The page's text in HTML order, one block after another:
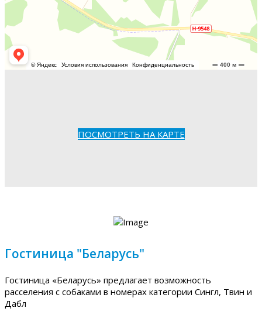
ПОСМОТРЕТЬ НА КАРТЕ
Гостиница "Беларусь"
Гостиница «Беларусь» предлагает возможность
расселения с собаками в номерах категории Сингл, Твин и
Дабл